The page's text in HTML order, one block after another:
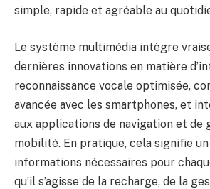
simple, rapide et agréable au
Le système multimédia intègre
dernières innovations en matière
reconnaissance vocale optimisée,
avancée avec les smartphones, et
aux applications de navigation et de
mobilité. En pratique, cela signifie
informations nécessaires pour
qu’il s’agisse de la recharge, de la